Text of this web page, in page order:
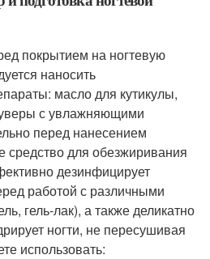
покрытием на ногтевую
наносить
масло для кутикулы,
с увлажняющими
перед нанесением
средство для обезжиривания
дезинфицирует
работой с различными
гель-лак), а также деликатно
ногти, не пересушивая
использовать: